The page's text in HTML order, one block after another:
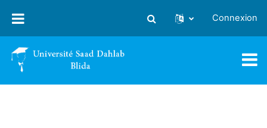
Activer/désactiver la saisie
Connexion